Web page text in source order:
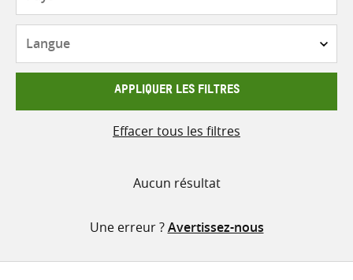
APPLIQUER LES FILTRES
Effacer tous les filtres
Aucun résultat
Une erreur ?Avertissez-nous